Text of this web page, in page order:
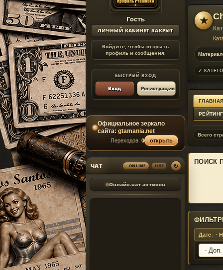
Гость
ЛИЧНЫЙ КАБИНЕТ ЗАКРЫТ
Войдите, чтобы открыть
профиль и сообщения.
БЫСТРЫЙ ВХОД
Вход Регистрация
Официальное зеркало
сайта: gtamania.net
Переходов: 0 открыть
ЧАТ ONLINE LIVE ↻
Онлайн-чат активен
★
✓
РЕЙТИНГ
Всего
ПОИСК
Дате ·